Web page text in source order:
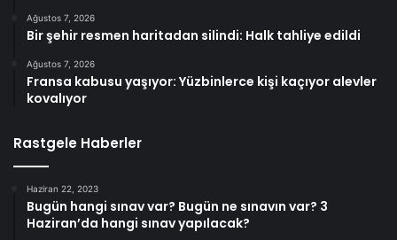
Ağustos 7, 2026
Bir şehir resmen haritadan silindi: Halk tahliye edildi
Ağustos 7, 2026
Fransa kabusu yaşıyor: Yüzbinlerce kişi kaçıyor alevler
kovalıyor
Rastgele Haberler
Haziran 22, 2023
Bugün hangi sınav var? Bugün ne sınavın var? 3
Haziran’da hangi sınav yapılacak?